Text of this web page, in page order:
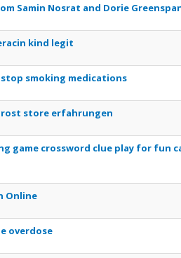
Samin Nosrat and Dorie
en moyenne
12345
kind legit
en moyenne
12345
stop smoking medications
en moyenne
1234 5
store erfahrungen
en moyenne
12345
game crossword clue play for fun
en moyenne
12 345
Online
en moyenne
12345
overdose
en moyenne
1 2345